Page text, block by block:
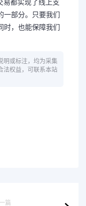
易都实现了线上支
一部分。只要我们
时，也能保障我们
明或标注，均为采集
法权益，可联系本站
篇